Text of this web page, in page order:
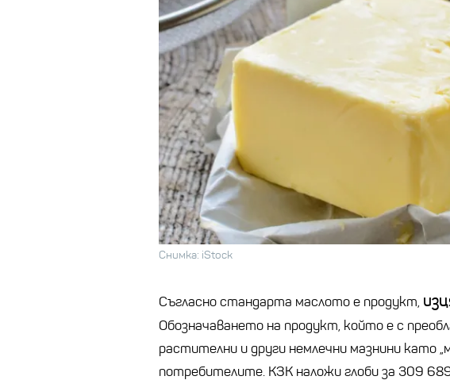
Снимка: iStock
Съгласно стандарта маслото е продукт,
Обозначаването на продукт, който е с
растителни и други немлечни мазнини като
потребителите. КЗК наложи глоби за 309